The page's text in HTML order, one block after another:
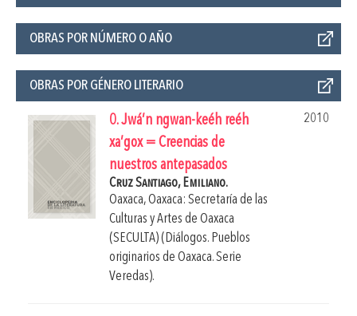
OBRAS POR NÚMERO O AÑO
OBRAS POR GÉNERO LITERARIO
0. Jwá’n ngwan-keéh reéh
xa’gox = Creencias de
nuestros antepasados
2010
Cruz Santiago, Emiliano.
Oaxaca, Oaxaca: Secretaría de las
Culturas y Artes de Oaxaca
(SECULTA) (Diálogos. Pueblos
originarios de Oaxaca. Serie
Veredas).